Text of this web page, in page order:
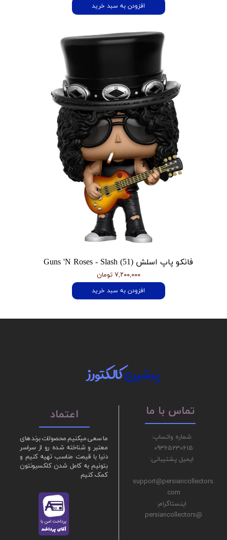
افزودن به سبد خرید
فانکو پاپ اسلش Guns 'N Roses - Slash (51)
۷,۲۰۰,۰۰۰ تومان
افزودن به سبد خرید
ما سعی میکنیم محصولات برند های
معتبر و شناخته شده رو از سراسر
دنیا با قیمت مناسب تهیه کنیم و
بتونیم به کامل شدن کلکسیونتون
کمک کنیم
پرشینکالکتورز
شماره واتساپ:
09365230615
ایمیل پشتیبانی:
support@persiancollectors.
com
اینستاگرام:
@persiancollectors
تماس با ما اعتماد